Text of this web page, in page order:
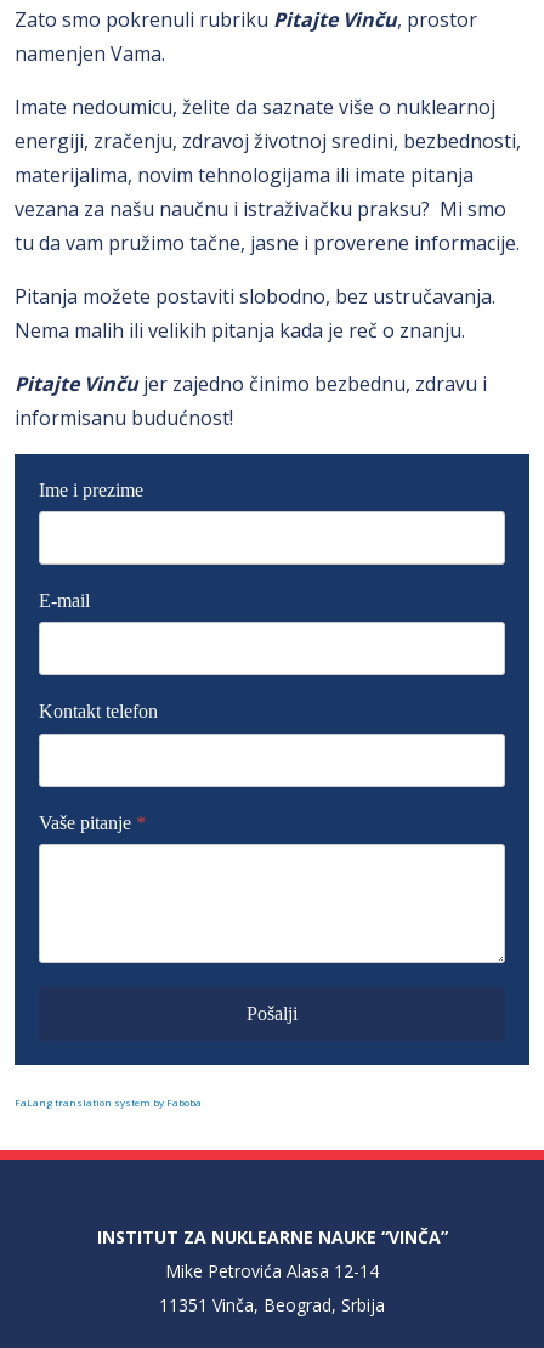
Zato smo pokrenuli rubriku Pitajte Vinču, prostor
namenjen Vama.
Imate nedoumicu, želite da saznate više o nuklearnoj
energiji, zračenju, zdravoj životnoj sredini, bezbednosti,
materijalima, novim tehnologijama ili imate pitanja
vezana za našu naučnu i istraživačku praksu? Mi smo
tu da vam pružimo tačne, jasne i proverene informacije.
Pitanja možete postaviti slobodno, bez ustručavanja.
Nema malih ili velikih pitanja kada je reč o znanju.
Pitajte Vinčujer zajedno činimo bezbednu, zdravu i
informisanu budućnost!
Ime i prezime
E-mail
Kontakt telefon
Vaše pitanje *
Pošalji
FaLang translation system by Faboba
INSTITUT ZA NUKLEARNE NAUKE “VINČA”
Mike Petrovića Alasa 12-14
11351 Vinča, Beograd, Srbija